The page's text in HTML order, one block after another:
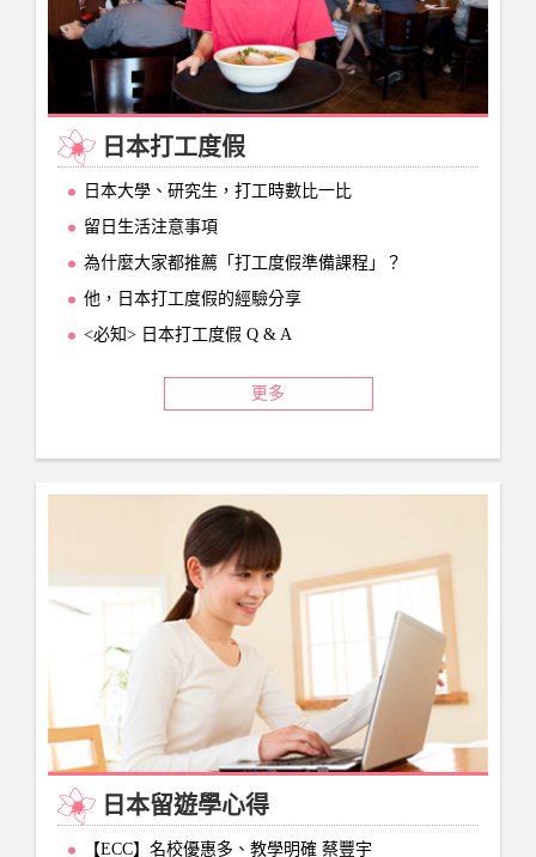
日本打工度假
日本大學、研究生，打工時數比一比
留日生活注意事項
為什麼大家都推薦「打工度假準備課程」？
他，日本打工度假的經驗分享
<必知> 日本打工度假 Q & A
更多
日本留遊學心得
【ECC】名校優惠多、教學明確 蔡豐宇